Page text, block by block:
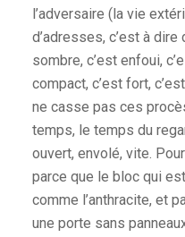
l’adversaire (la vie
d’adresses, c’est à
sombre, c’est enfoui,
compact, c’est fort,
ne casse pas ces
temps, le temps du
ouvert, envolé, vite.
parce que le bloc qui
comme l’anthracite, et
une porte sans